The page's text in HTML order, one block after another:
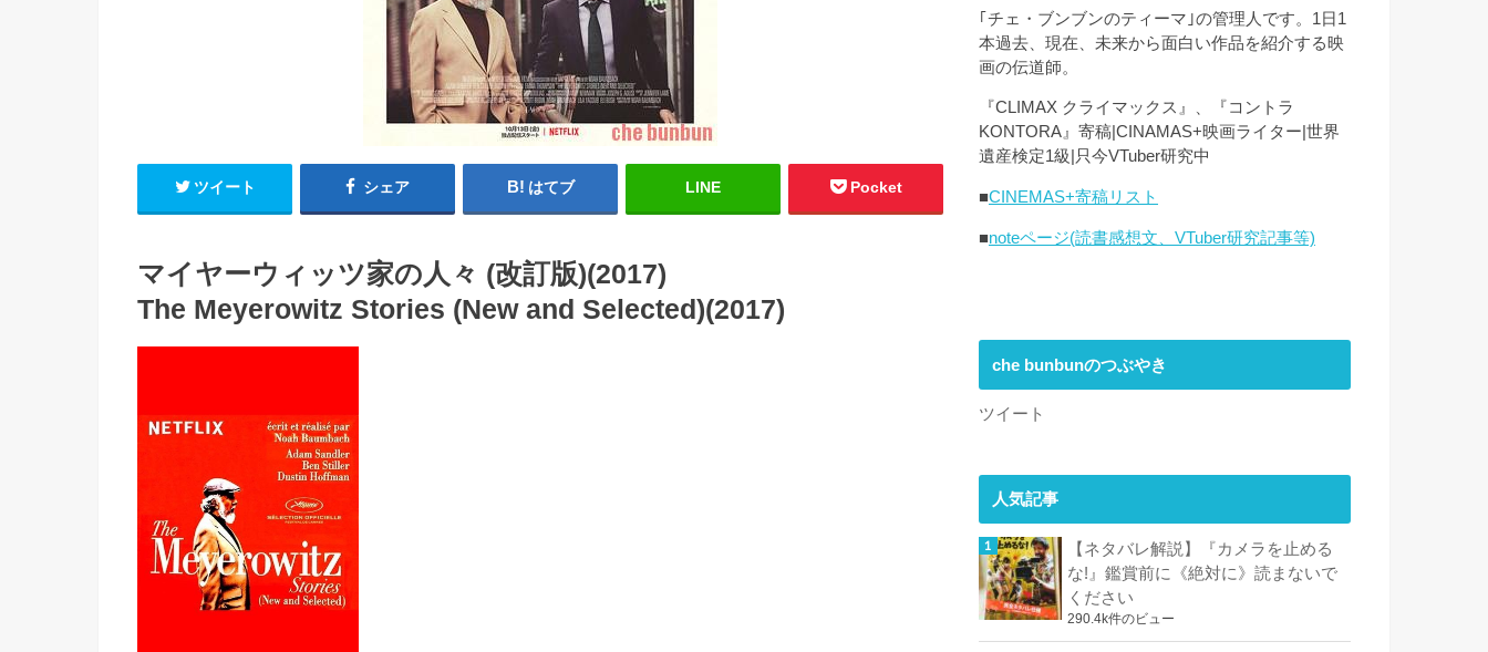
ツイート シェア はてブ LINE Pocket
マイヤーウィッツ家の人々 (改訂版)(2017)
The Meyerowitz Stories (New and Selected)(2017)
｢チェ・ブンブンのティーマ｣の管理人です。1日1
本過去、現在、未来から面白い作品を紹介する映
画の伝道師。
『CLIMAX クライマックス』、『コントラ
KONTORA』寄稿|CINAMAS+映画ライター|世界
遺産検定1級|只今VTuber研究中
■CINEMAS+寄稿リスト
■noteページ(読書感想文、VTuber研究記事等)
che bunbunのつぶやき
ツイート
人気記事
【ネタバレ解説】『カメラを止める
な!』鑑賞前に《絶対に》読まないで
ください
290.4k件のビュー